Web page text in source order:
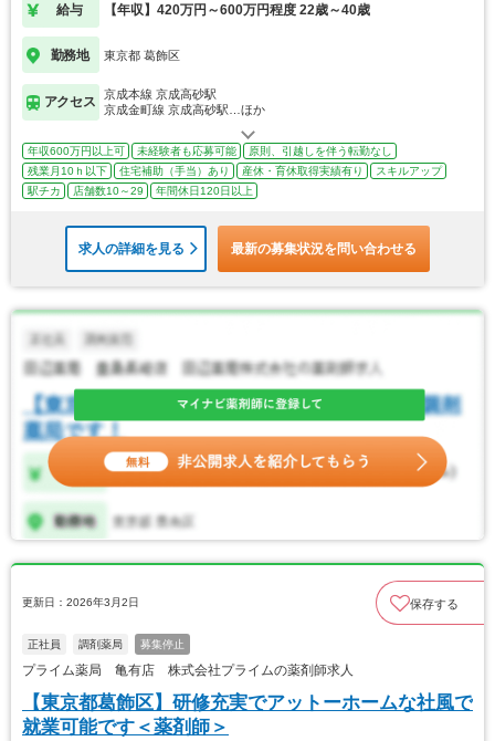
給与 【年収】420万円～600万円程度 22歳～40歳
勤務地 東京都 葛飾区
アクセス
京成本線 京成高砂駅
京成金町線 京成高砂駅…ほか
年収600万円以上可 未経験者も応募可能
原則、引越しを伴う転勤なし
残業月10ｈ以下
住宅補助（手当）あり 産休・育休取得実績有り
スキルアップ
駅チカ
店舗数10～29 年間休日120日以上
求人の詳細を見る 最新の募集状況を問い合わせる
更新日：2026年3月2日 保存する
正社員 調剤薬局 募集停止
プライム薬局 亀有店 株式会社プライムの薬剤師求人
【東京都葛飾区】研修充実でアットーホームな社風で
就業可能です＜薬剤師＞